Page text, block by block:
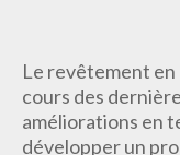
Le revêtement en
cours des
améliorations en
développer un